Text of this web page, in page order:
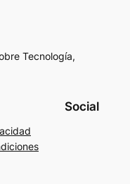
Tecnología,
Social